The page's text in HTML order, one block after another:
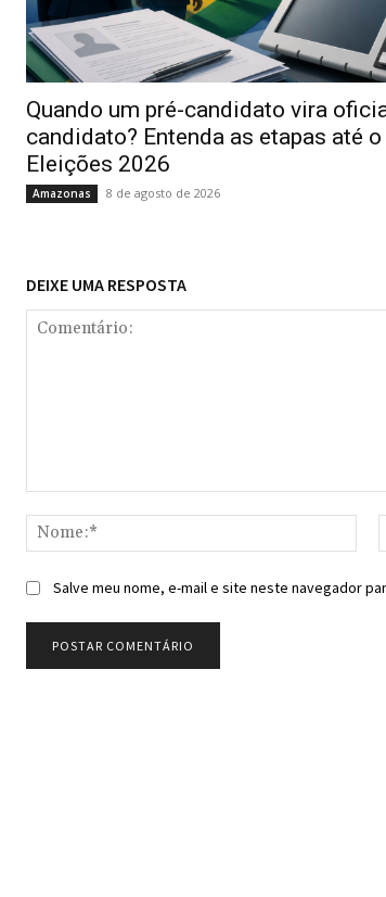
Quando um pré-candidato vira
candidato? Entenda as etapas até
Eleições 2026
Amazonas 8 de agosto de 2026
DEIXE UMA RESPOSTA
Salve meu nome, e-mail e site neste navegador